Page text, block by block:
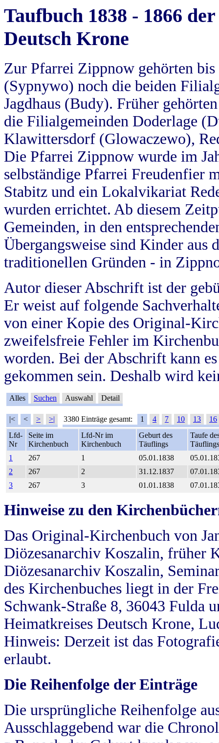
Taufbuch 1838 - 1866
Deutsch Krone
Zur Pfarrei Zippnow gehörten
(Sypnywo) noch die beiden
Jagdhaus (Budy). Früher
die Filialgemeinden Doderlage
Klawittersdorf (Glowaczewo),
Die Pfarrei Zippnow wurde im
selbständige Pfarrei Freudenfier
Stabitz und ein Lokalvikariat
wurden errichtet. Ab diesem
Gemeinden, in den
Übergangsweise sind Kinder aus
traditionellen Gründen - in
Autor dieser Abschrift ist der
Er weist auf folgende
von einer Kopie des Original-
zweifelsfreie Fehler im
worden. Bei der Abschrift kann
gekommen sein. Deshalb wird
Alles Suchen Auswahl Detail
|< < > >| 3380 Einträge gesamt: 1 4 7 10 13
16
Lfd-
Nr
Seite im
Kirchenbuch
Lfd-Nr im
Kirchenbuch
Geburt des
Täuflings
Taufe
Täuflings
1
267 1 05.01.1838
2
267 2 31.12.1837
3
267 3 01.01.1838
Hinweise zu den
Das Original-Kirchenbuch von
Diözesanarchiv Koszalin, früher
Diözesanarchiv Koszalin,
des Kirchenbuches liegt in der
Schwank-Straße 8, 36043 Fulda
Heimatkreises Deutsch Krone,
Hinweis: Derzeit ist das
erlaubt.
Die Reihenfolge der Einträge
Die ursprüngliche Reihenfolge
Ausschlaggebend war die